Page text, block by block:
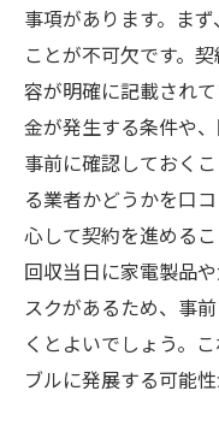
事項があります。ま
ことが不可欠です。
容が明確に記載され
金が発生する条件や
事前に確認しておく
る業者かどうかを口
心して契約を進める
回収当日に家電製品
スクがあるため、事
くとよいでしょう。
ブルに発展する可能